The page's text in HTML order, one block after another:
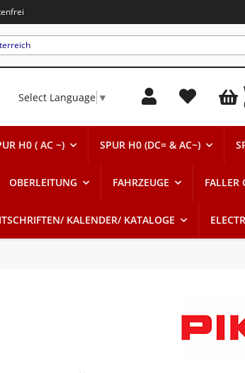
Select Language ▼
H0 ( AC ~) SPUR H0 (DC= & AC~)
OBERLEITUNG FAHRZEUGE FALLER
KALENDER/ KATALOGE